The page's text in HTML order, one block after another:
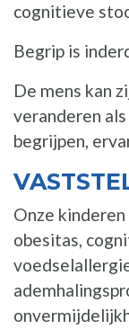
cognitieve
Begrip is
De mens kan
veranderen
begrijpen,
Onze
obesitas,